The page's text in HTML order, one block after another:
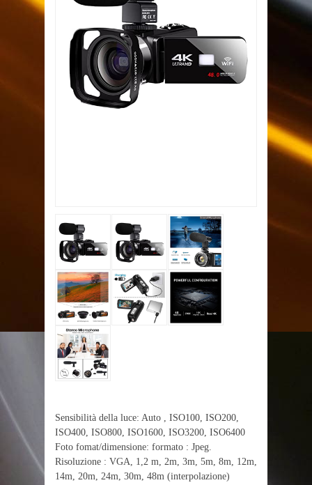
Sensibilità della luce: Auto , ISO100, ISO200,
ISO400, ISO800, ISO1600, ISO3200, ISO6400
Foto fomat/dimensione: formato : Jpeg.
Risoluzione : VGA, 1,2 m, 2m, 3m, 5m, 8m, 12m,
14m, 20m, 24m, 30m, 48m (interpolazione)